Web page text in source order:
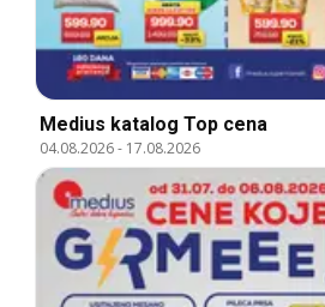
Medius katalog Top cena
04.08.2026- 17.08.2026